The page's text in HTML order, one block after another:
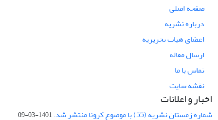
صفحه اصلی
درباره نشریه
اعضای هیات تحریریه
ارسال مقاله
تماس با ما
نقشه سایت
اخبار و اعلانات
شماره زمستان نشریه (55) با موضوع کرونا منتشر شد. 1401-03-09